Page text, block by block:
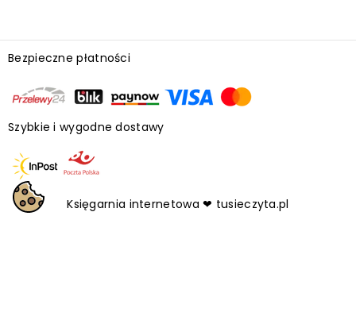
Bezpieczne płatności
Szybkie i wygodne dostawy
Księgarnia internetowa ❤ tusieczyta.pl